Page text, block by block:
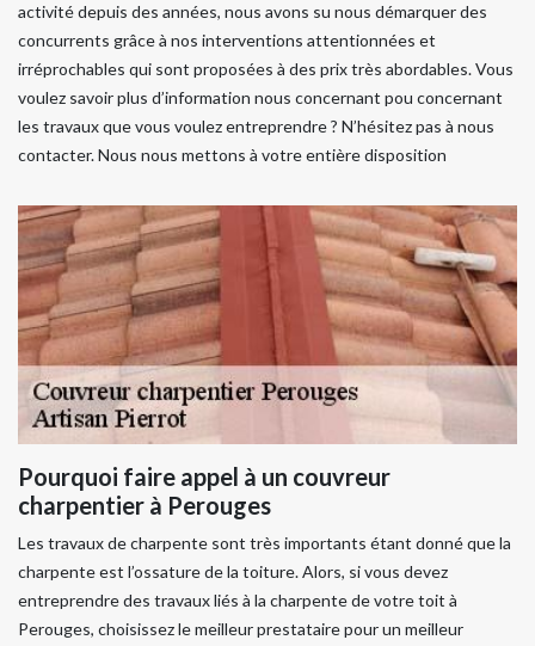
activité depuis des années, nous avons su nous démarquer des
concurrents grâce à nos interventions attentionnées et
irréprochables qui sont proposées à des prix très abordables. Vous
voulez savoir plus d’information nous concernant pou concernant
les travaux que vous voulez entreprendre ? N’hésitez pas à nous
contacter. Nous nous mettons à votre entière disposition
Pourquoi faire appel à un couvreur
charpentier à Perouges
Les travaux de charpente sont très importants étant donné que la
charpente est l’ossature de la toiture. Alors, si vous devez
entreprendre des travaux liés à la charpente de votre toit à
Perouges, choisissez le meilleur prestataire pour un meilleur